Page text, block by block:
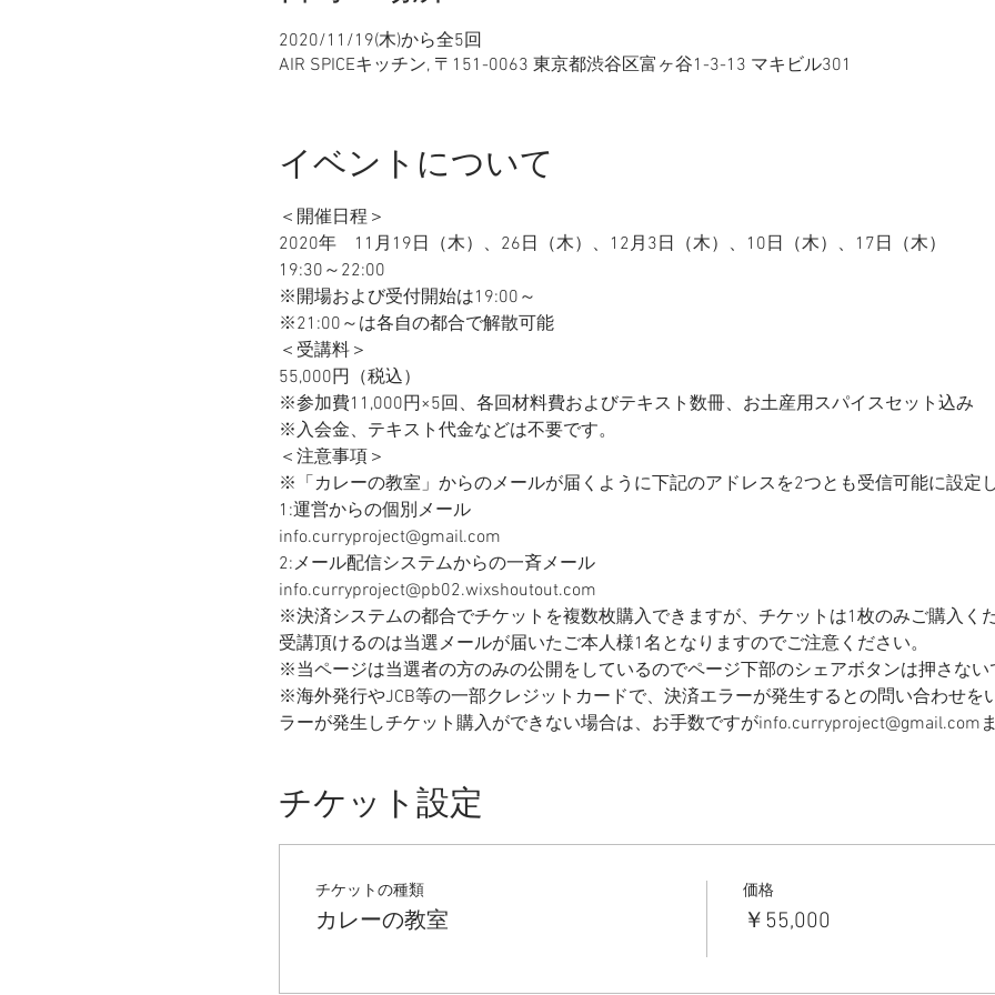
2020/11/19(木)から全5回
AIR SPICEキッチン, 〒151-0063 東京都渋谷区富ヶ谷1-3-13 マキビル301
イベントについて
＜開催日程＞
2020年　11月19日（木）、26日（木）、12月3日（木）、10日（木）、17日（木）
19:30～22:00
※開場および受付開始は19:00～
※21:00～は各自の都合で解散可能
＜受講料＞
55,000円（税込）
※参加費11,000円×5回、各回材料費およびテキスト数冊、お土産用スパイスセット込み
※入会金、テキスト代金などは不要です。
＜注意事項＞
​※「カレーの教室」からのメールが届くように下記のアドレスを2つとも受信可能に設定
1:運営からの個別メール
info.curryproject@gmail.com​
2:メール配信システムからの一斉メール
info.curryproject@pb02.wixshoutout.com
※決済システムの都合でチケットを複数枚購入できますが、チケットは1枚のみご購入く
受講頂けるのは当選メールが届いたご本人様1名となりますのでご注意ください。
※当ページは当選者の方のみの公開をしているのでページ下部のシェアボタンは押さない
※海外発行やJCB等の一部クレジットカードで、決済エラーが発生するとの問い合わせを
ラーが発生しチケット購入ができない場合は、お手数ですがinfo.curryproject@gmail.com
チケット設定
チケットの種類
カレーの教室
価格
￥55,000